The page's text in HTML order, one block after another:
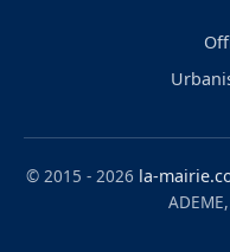
© 2015 - 2026 la-